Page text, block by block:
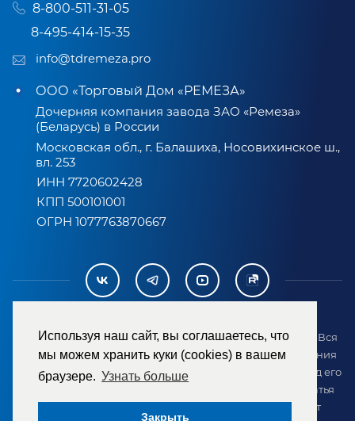
Используя наш сайт, вы соглашаетесь, что
мы можем хранить куки (cookies) в вашем
браузере. Узнать больше
Закрыть
8-800-511-31-05
8-495-414-15-35
info@tdremeza.pro
ООО «Торговый Дом «РЕМЕЗА»
Дочерняя компания завода ЗАО «Ремеза»
(Беларусь) в России
Московская обл., г. Балашиха, Носовихинское ш.,
вл. 253
ИНН 7720602428
КПП 500101001
ОГРН 1077763870667
2007-2026 © ООО «ТД «РЕМЕЗА». Все права защищены. Вся
информация на сайте размещена в целях предоставления
возможности покупателю ознакомиться с товаром перед его
приобретением и не является публичной офертой (статья
437 ГК РФ). Внешний вид товара может отличаться от